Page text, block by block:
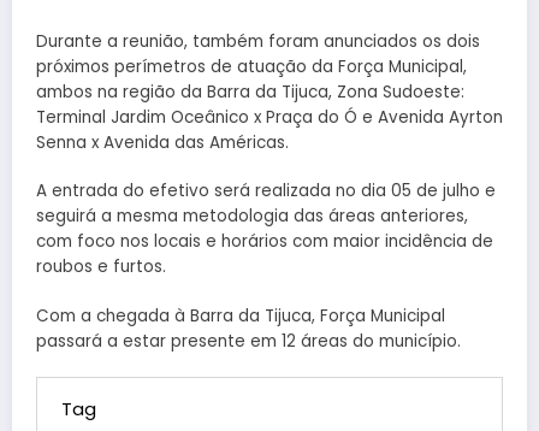
Durante a reunião, também foram anunciados os dois
próximos perímetros de atuação da Força Municipal,
ambos na região da Barra da Tijuca, Zona Sudoeste:
Terminal Jardim Oceânico x Praça do Ó e Avenida Ayrton
Senna x Avenida das Américas.
A entrada do efetivo será realizada no dia 05 de julho e
seguirá a mesma metodologia das áreas anteriores,
com foco nos locais e horários com maior incidência de
roubos e furtos.
Com a chegada à Barra da Tijuca, Força Municipal
passará a estar presente em 12 áreas do município.
Tag